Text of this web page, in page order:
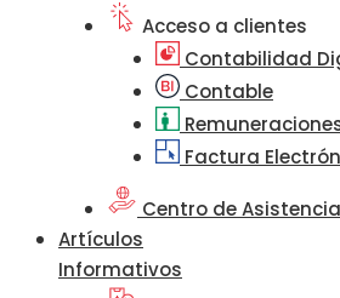
Acceso a clientes
Contabilidad
Contable
Factura
Centro de Asistencia
Artículos
Informativos